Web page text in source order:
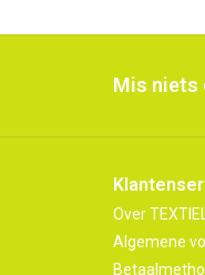
Mis niets
Over
Algemene